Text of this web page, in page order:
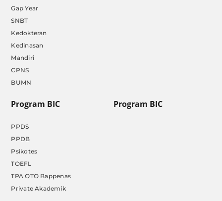
Gap Year
SNBT
Kedokteran
Kedinasan
Mandiri
CPNS
BUMN
Program BIC
PPDS
PPDB
Psikotes
TOEFL
TPA OTO Bappenas
Private Akademik
Program BIC